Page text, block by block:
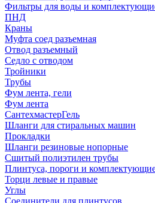
Фильтры для воды и
ПНД
Краны
Муфта соед разъемная
Отвод разъемный
Седло с отводом
Тройники
Трубы
Фум лента, гели
Фум лента
СантехмастерГель
Шланги для стиральных машин
Прокладки
Шланги резиновые нопорные
Сшитый полиэтилен трубы
Плинтуса, пороги и
Торци левые и правые
Углы
Соединители для плинтусов